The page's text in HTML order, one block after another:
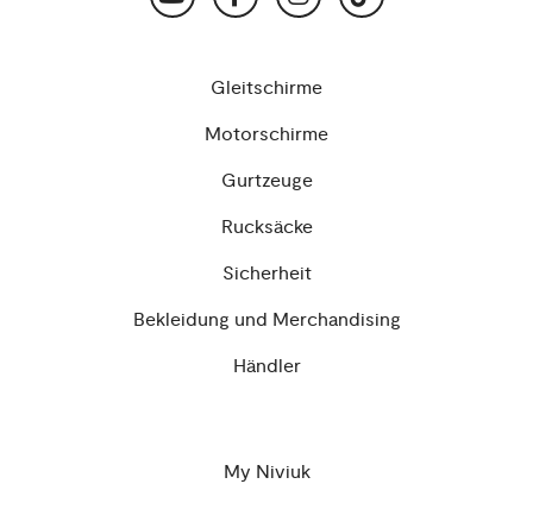
Gleitschirme
Motorschirme
Gurtzeuge
Rucksäcke
Sicherheit
Bekleidung und Merchandising
Händler
My Niviuk